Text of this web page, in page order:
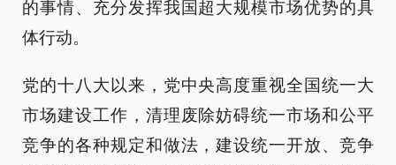
的事情、充分发挥我国超大规模市场优势的具
体行动。
党的十八大以来，党中央高度重视全国统一大
市场建设工作，清理废除妨碍统一市场和公平
竞争的各种规定和做法，建设统一开放、竞争